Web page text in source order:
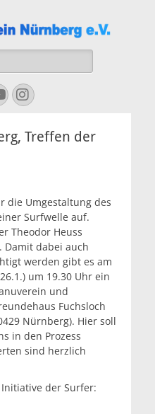
Kanu Verein
Nuernberg
Instagram
Treffen der
die Umgestaltung des
Surfwelle auf.
Theodor Heuss
Damit dabei auch
werden gibt es am
um 19.30 Uhr ein
und
Fuchsloch
Nürnberg). Hier soll
in den Prozess
sind herzlich
der Surfer: